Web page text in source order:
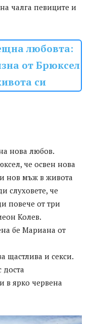
чалга певиците и
любовта:
от Брюксел
си
нова любов.
че освен нова
нов мъж в живота
слуховете, че
повече от три
Колев.
бе Мариана от
щастлива и секси.
доста
в ярко червена